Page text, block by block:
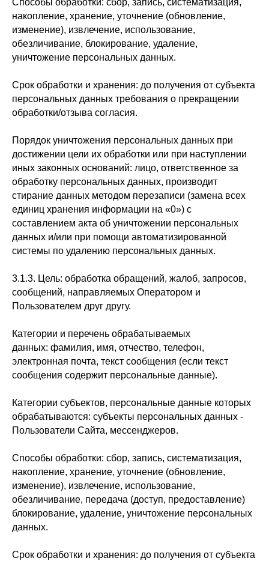
Способы обработки: сбор, запись, систематизация,
накопление, хранение, уточнение (обновление,
изменение), извлечение, использование,
обезличивание, блокирование, удаление,
уничтожение персональных данных.
Срок обработки и хранения: до получения от субъекта
персональных данных требования о прекращении
обработки/отзыва согласия.
Порядок уничтожения персональных данных при
достижении цели их обработки или при наступлении
иных законных оснований: лицо, ответственное за
обработку персональных данных, производит
стирание данных методом перезаписи (замена всех
единиц хранения информации на «0») с
составлением акта об уничтожении персональных
данных и/или при помощи автоматизированной
системы по удалению персональных данных.
3.1.3. Цель: обработка обращений, жалоб, запросов,
сообщений, направляемых Оператором и
Пользователем друг другу.
Категории и перечень обрабатываемых
данных: фамилия, имя, отчество, телефон,
электронная почта, текст сообщения (если текст
сообщения содержит персональные данные).
Категории субъектов, персональные данные которых
обрабатываются: субъекты персональных данных -
Пользователи Сайта, мессенджеров.
Способы обработки: сбор, запись, систематизация,
накопление, хранение, уточнение (обновление,
изменение), извлечение, использование,
обезличивание, передача (доступ, предоставление)
блокирование, удаление, уничтожение персональных
данных.
Срок обработки и хранения: до получения от субъекта